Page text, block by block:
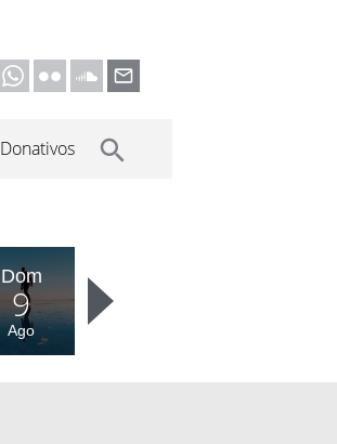
Donativos
Dom
9
Ago